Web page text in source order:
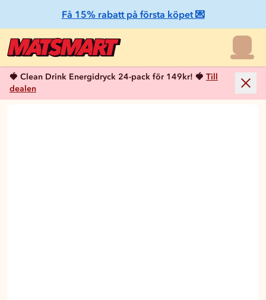
Få 15% rabatt på första köpet 💌
🍓 Clean Drink Energidryck 24-pack för 149kr! 🍓 Till
dealen